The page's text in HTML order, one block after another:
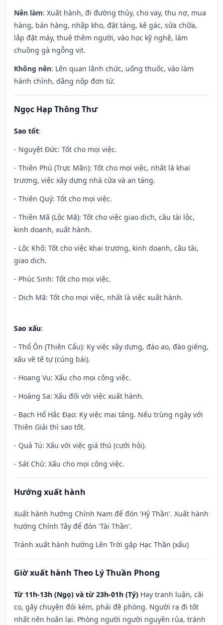
Nên làm: Xuất hành, đi đường thủy, cho vay, thu nợ, mua
hàng, bán hàng, nhập kho, đặt táng, kê gác, sửa chữa,
lắp đặt máy, thuê thêm người, vào học kỹ nghệ, làm
chuồng gà ngỗng vịt.
Không nên: Lên quan lãnh chức, uống thuốc, vào làm
hành chính, dâng nộp đơn từ.
Ngọc Hạp Thông Thư
Sao tốt:
- Nguyệt Đức: Tốt cho mọi việc.
- Thiên Phú (Trực Mãn): Tốt cho mọi việc, nhất là khai
trương, việc xây dựng nhà cửa và an táng.
- Thiên Quý: Tốt cho mọi việc.
- Thiên Mã (Lộc Mã): Tốt cho việc giao dịch, cầu tài lộc,
kinh doanh, xuất hành.
- Lộc Khố: Tốt cho việc khai trương, kinh doanh, cầu tài,
giao dịch.
- Phúc Sinh: Tốt cho mọi việc.
- Dịch Mã: Tốt cho mọi việc, nhất là việc xuất hành.
Sao xấu:
- Thổ Ôn (Thiên Cẩu): Kỵ việc xây dựng, đào ao, đào giếng,
xấu về tế tự (cúng bái).
- Hoang Vu: Xấu cho mọi công việc.
- Hoàng Sa: Xấu đối với việc xuất hành.
- Bạch Hổ Hắc Đạo: Kỵ việc mai táng. Nếu trùng ngày với
Thiên Giải thì sao tốt.
- Quả Tú: Xấu với việc giá thú (cưới hỏi).
- Sát Chủ: Xấu cho mọi công việc.
Hướng xuất hành
Xuất hành hướng Chính Nam để đón 'Hỷ Thần'. Xuất hành
hướng Chính Tây để đón 'Tài Thần'.
Tránh xuất hành hướng Lên Trời gặp Hạc Thần (xấu)
Giờ xuất hành Theo Lý Thuần Phong
Từ 11h-13h (Ngọ) và từ 23h-01h (Tý) Hay tranh luận, cãi
cọ, gây chuyện đói kém, phải đề phòng. Người ra đi tốt
nhất nên hoãn lại. Phòng người người nguyền rủa, tránh